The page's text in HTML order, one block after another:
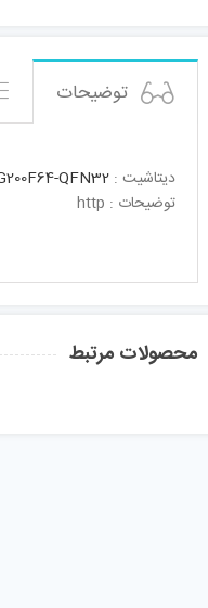
توضیحات
دیتاشیت : QFN32
توضیحات : http
محصولات مرتبط